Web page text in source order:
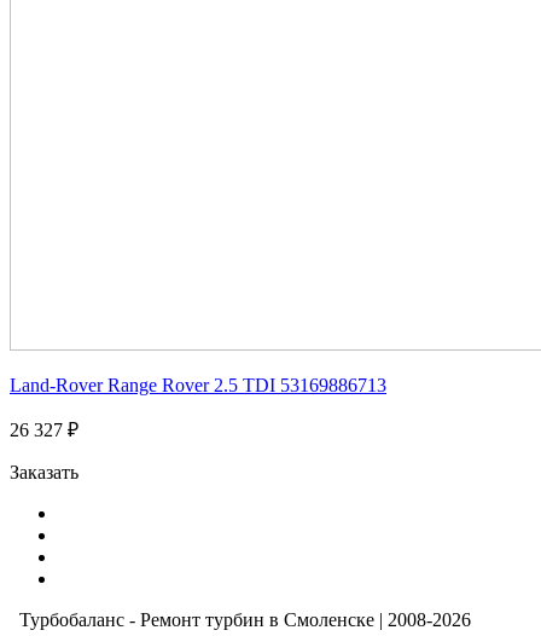
Land-Rover Range Rover 2.5 TDI 53169886713
26 327 ₽
Заказать
Турбобаланс - Ремонт турбин в Смоленске | 2008-2026